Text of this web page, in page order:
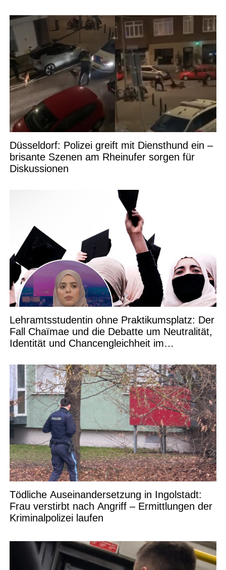
Düsseldorf: Polizei greift mit Diensthund ein –
brisante Szenen am Rheinufer sorgen für
Diskussionen
Lehramtsstudentin ohne Praktikumsplatz: Der
Fall Chaïmae und die Debatte um Neutralität,
Identität und Chancengleichheit im
Tödliche Auseinandersetzung in Ingolstadt:
Frau verstirbt nach Angriff – Ermittlungen der
Kriminalpolizei laufen